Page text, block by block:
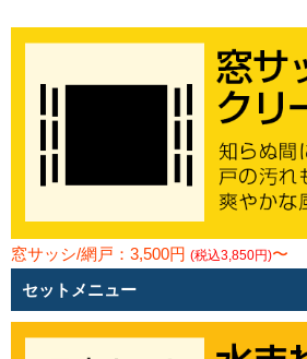
窓サッシ/網戸：3,500円 (税込3,850円)〜
セットメニュー